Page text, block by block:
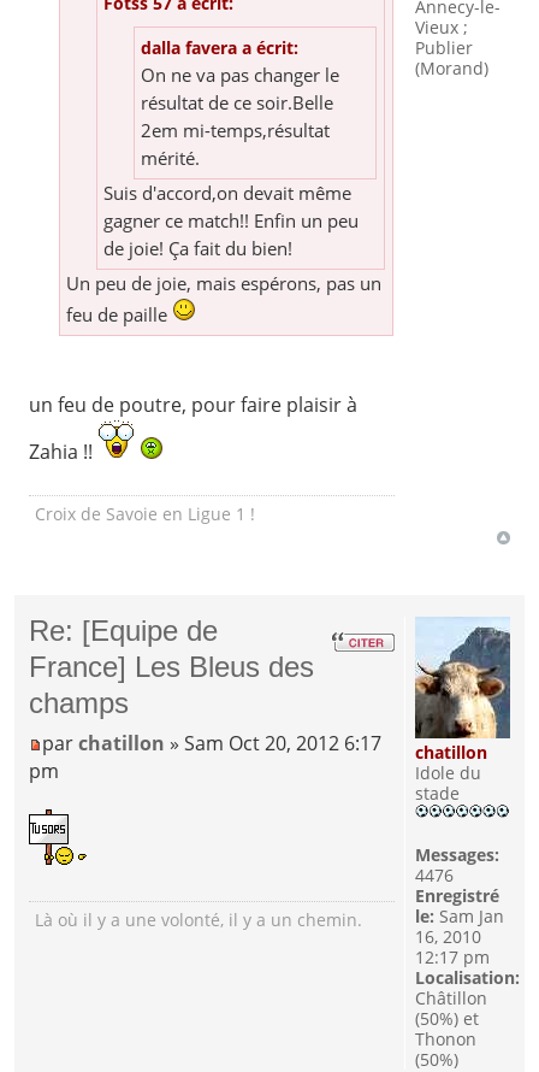
dalla favera a écrit:
On ne va pas changer le
résultat de ce soir.Belle
2em mi-temps,résultat
mérité.
Suis d'accord,on devait même
gagner ce match!! Enfin un peu
de joie! Ça fait du bien!
Un peu de joie, mais espérons, pas un
feu de paille
un feu de poutre, pour faire plaisir à
Zahia !!
Croix de Savoie en Ligue 1 !
Annecy-le-
Vieux ;
Publier
(Morand)
Re: [Equipe de
France] Les Bleus des
champs
parchatillon » Sam Oct 20, 2012 6:17
pm
Là où il y a une volonté, il y a un chemin.
chatillon
Idole du
stade
Messages:
4476
Enregistré
le: Sam Jan
16, 2010
12:17 pm
Localisation:
Châtillon
(50%) et
Thonon
(50%)